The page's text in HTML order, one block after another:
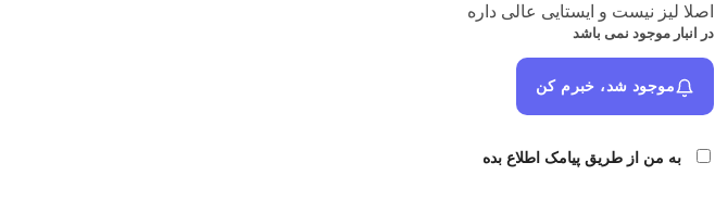
اصلا لیز نیست و ایستایی عالی داره
در انبار موجود نمی باشد
موجود شد، خبرم کن
به من از طریق پیامک اطلاع بده